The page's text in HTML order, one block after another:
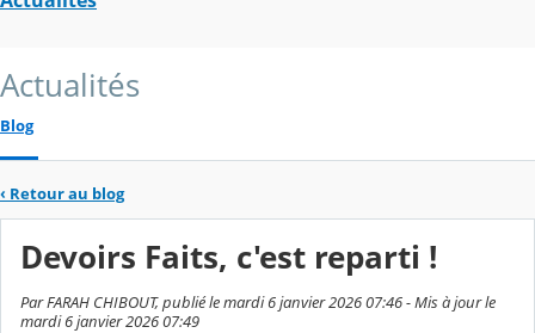
Actualités
Blog
‹ Retour au blog
Devoirs Faits, c'est reparti !
Par FARAH CHIBOUT, publié le mardi 6 janvier 2026 07:46 - Mis à jour le
mardi 6 janvier 2026 07:49